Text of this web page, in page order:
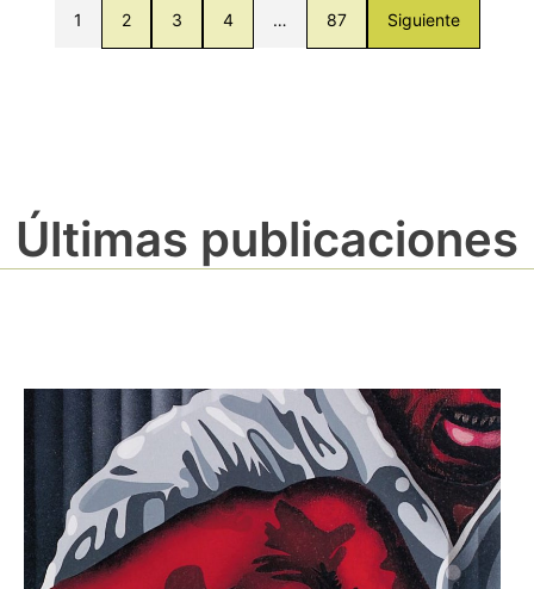
1 2 3 4 … 87 Siguiente
Últimas publicaciones